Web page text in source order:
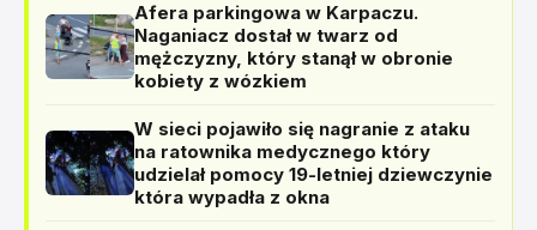
Afera parkingowa w Karpaczu.
Naganiacz dostał w twarz od
mężczyzny, który stanął w obronie
kobiety z wózkiem
W sieci pojawiło się nagranie z ataku
na ratownika medycznego który
udzielał pomocy 19-letniej dziewczynie
która wypadła z okna